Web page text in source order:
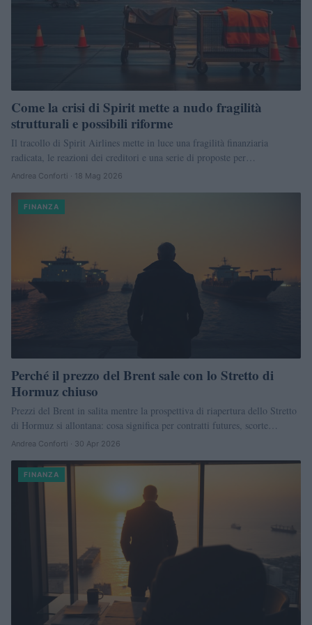
Come la crisi di Spirit mette a nudo fragilità
strutturali e possibili riforme
Il tracollo di Spirit Airlines mette in luce una fragilità finanziaria
radicata, le reazioni dei creditori e una serie di proposte per…
Andrea Conforti · 18 Mag 2026
FINANZA
Perché il prezzo del Brent sale con lo Stretto di
Hormuz chiuso
Prezzi del Brent in salita mentre la prospettiva di riapertura dello Stretto
di Hormuz si allontana: cosa significa per contratti futures, scorte…
Andrea Conforti · 30 Apr 2026
FINANZA